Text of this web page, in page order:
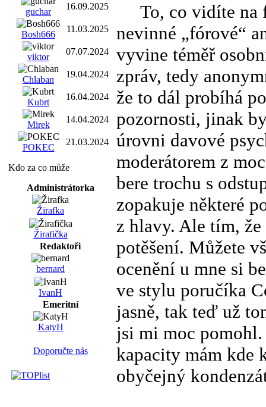
guchar
16.09.2025
Bosh666
11.03.2025
viktor
07.07.2024
Chlaban
19.04.2024
Kubrt
16.04.2024
Mirek
14.04.2024
POKEC
21.03.2024
Kdo za co může
Administrátorka
Žirafka
Žirafička
Redaktoři
bernard
IvanH
Emeritní
KatyH
Doporučte nás
To, co vidíte na
nevinné „fórové“
vyvine téměř
zpráv, tedy
že to dál probíhá
pozornosti, jinak
úrovni davové
moderátorem z
bere trochu s
zopakuje některé
z hlavy. Ale tím,
potěšení. Můžete
ocenění u mne si
ve stylu poručíka
jasně, tak teď už
jsi mi moc
kapacity mám kde
obyčejný